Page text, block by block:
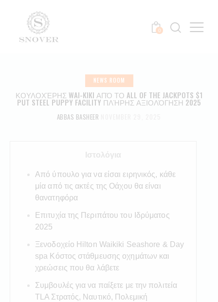
0
NEWS ROOM
ΚΟΥΛΟΧΈΡΗΣ WAI-KIKI ΑΠΌ ΤΟ ALL OF THE JACKPOTS $1
PUT STEEL PUPPY FACILITY ΠΛΉΡΗΣ ΑΞΙΟΛΌΓΗΣΗ 2025
ABBAS BASHEER
Ιστολόγια
Από ύπουλο για να είσαι ειρηνικός, κάθε
μία από τις ακτές της Οάχου θα είναι
θανατηφόρα
Επιτυχία της Περιπάτου του Ιδρύματος
2025
Ξενοδοχείο Hilton Waikiki Seashore & Day
spa Κόστος στάθμευσης οχημάτων και
χρεώσεις που θα λάβετε
Συμβουλές για να παίξετε με την πολιτεία
TLA Στρατός, Ναυτικό, Πολεμική